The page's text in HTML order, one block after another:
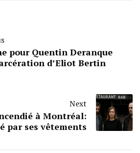
pour Quentin Deranque
d’Eliot Bertin
Next
à Montréal:
par ses vêtements